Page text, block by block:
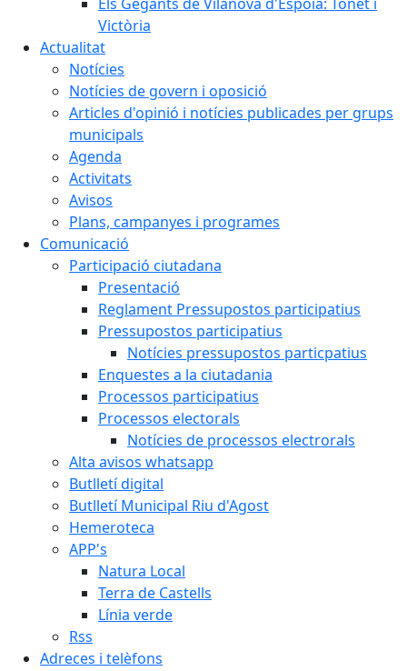
Victòria
Actualitat
Notícies
Notícies de govern i oposició
Articles d'opinió i notícies publicades per grups
municipals
Agenda
Activitats
Avisos
Plans, campanyes i programes
Comunicació
Participació ciutadana
Presentació
Reglament Pressupostos participatius
Pressupostos participatius
Notícies pressupostos particpatius
Enquestes a la ciutadania
Processos participatius
Processos electorals
Notícies de processos electrorals
Alta avisos whatsapp
Butlletí digital
Butlletí Municipal Riu d'Agost
Hemeroteca
APP's
Natura Local
Terra de Castells
Línia verde
Rss
Adreces i telèfons